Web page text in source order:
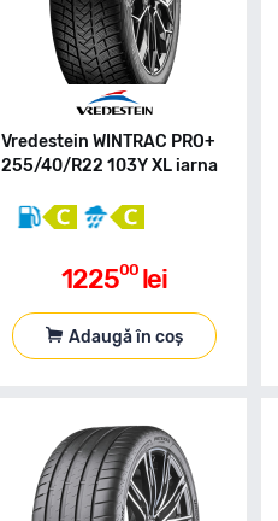
Vredestein WINTRAC PRO+
255/40/R22 103Y XL iarna
122500 lei
Adaugă în coș